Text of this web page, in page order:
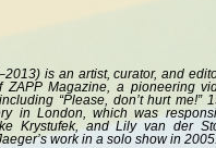
is an artist, curator, and
ZAPP Magazine, a pioneering
“Please, don’t hurt me!”
in London, which was
Krystufek, and Lily van der
work in a solo show in 2005.